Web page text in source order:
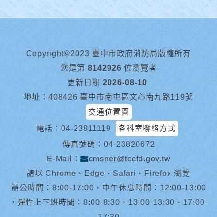
Copyright©2023 臺中市政府消防局版權所有
您是第 8142926 位瀏覽者
更新日期 2026-08-10
地址︰408426 臺中市南屯區文心南九路119號
交通位置圖
電話︰ 04-23811119
各科室聯絡方式
傳真號碼：04-23820672
E-Mail︰
cmsner@tccfd.gov.tw
請以 Chrome、Edge、Safari、Firefox 瀏覽
辦公時間：8:00-17:00，中午休息時間：12:00-13:00
，彈性上下班時間：8:00-8:30、13:00-13:30、17:00-